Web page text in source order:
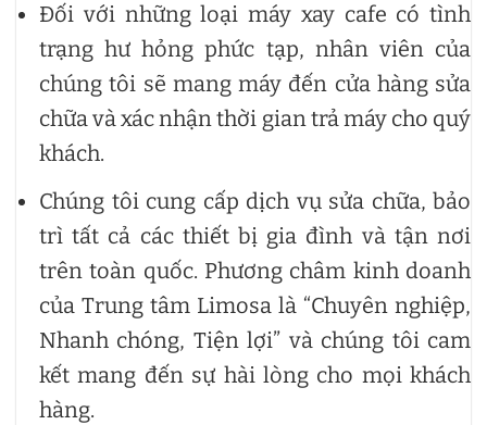
Đối với những loại máy xay cafe có tình
trạng hư hỏng phức tạp, nhân viên của
chúng tôi sẽ mang máy đến cửa hàng sửa
chữa và xác nhận thời gian trả máy cho quý
khách.
Chúng tôi cung cấp dịch vụ sửa chữa, bảo
trì tất cả các thiết bị gia đình và tận nơi
trên toàn quốc. Phương châm kinh doanh
của Trung tâm Limosa là “Chuyên nghiệp,
Nhanh chóng, Tiện lợi” và chúng tôi cam
kết mang đến sự hài lòng cho mọi khách
hàng.